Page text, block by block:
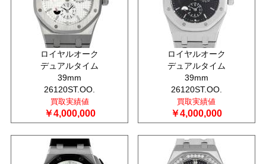
ロイヤルオーク
デュアルタイム
39mm
26120ST.OO.
買取実績値
￥4,000,000
ロイヤルオーク
デュアルタイム
39mm
26120ST.OO.
買取実績値
￥4,000,000